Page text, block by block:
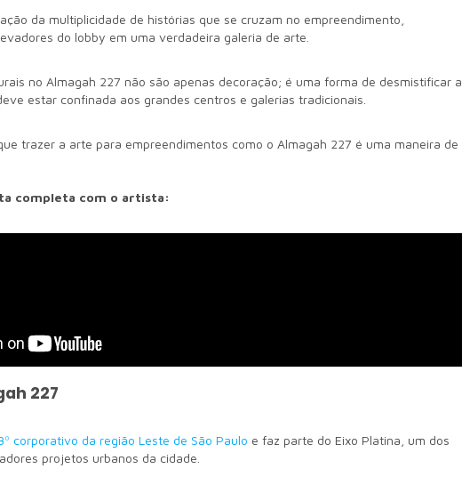
da multiplicidade de histórias que se cruzam no empreendimento,
do lobby em uma verdadeira galeria de arte.
no Almagah 227 não são apenas decoração; é uma forma de desmistificar a
estar confinada aos grandes centros e galerias tradicionais.
trazer a arte para empreendimentos como o Almagah 227 é uma maneira de
completa com o artista:
227
corporativo da região Leste de São Paulo e faz parte do Eixo Platina, um dos
projetos urbanos da cidade.